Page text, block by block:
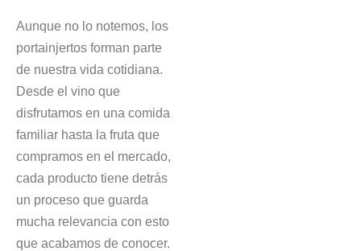
Aunque no lo notemos, los
portainjertos forman parte
de nuestra vida cotidiana.
Desde el vino que
disfrutamos en una comida
familiar hasta la fruta que
compramos en el mercado,
cada producto tiene detrás
un proceso que guarda
mucha relevancia con esto
que acabamos de conocer.